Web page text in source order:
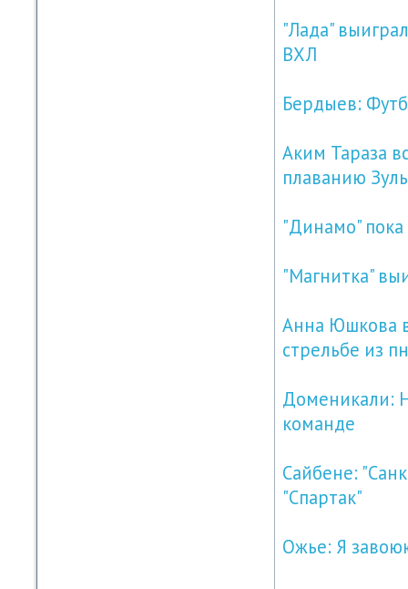
"Лада"
ВХЛ
Бердыев:
Аким Тараза
плаванию
"Динамо"
"Магнитка"
Анна Юшкова
стрельбе из
Доменикали:
команде
Сайбене:
"Спартак"
Ожье: Я